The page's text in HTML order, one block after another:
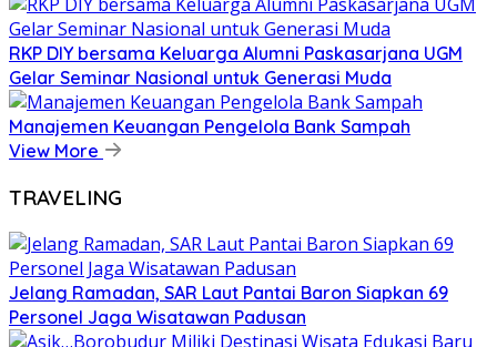
RKP DIY bersama Keluarga Alumni Paskasarjana UGM
Gelar Seminar Nasional untuk Generasi Muda
Manajemen Keuangan Pengelola Bank Sampah
View More
TRAVELING
Jelang Ramadan, SAR Laut Pantai Baron Siapkan 69
Personel Jaga Wisatawan Padusan